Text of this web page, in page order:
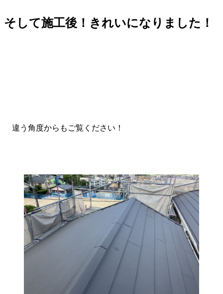
そして施工後！きれいになりました！
違う角度からもご覧ください！